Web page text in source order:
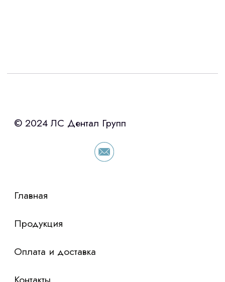
Интересует лизинг?
«Уралпромлизинг» подберем выгодные
условия по лизингу оборудования,
просто оставьте контакты чтобы мы
сориентировали по условиям